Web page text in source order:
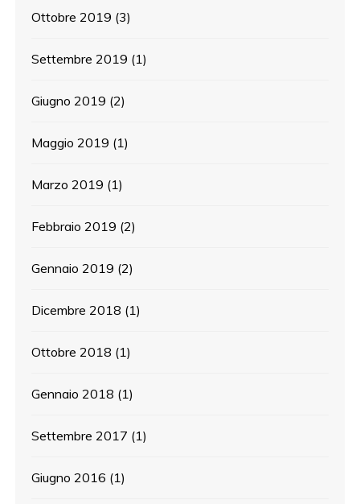
Ottobre 2019 (3)
Settembre 2019 (1)
Giugno 2019 (2)
Maggio 2019 (1)
Marzo 2019 (1)
Febbraio 2019 (2)
Gennaio 2019 (2)
Dicembre 2018 (1)
Ottobre 2018 (1)
Gennaio 2018 (1)
Settembre 2017 (1)
Giugno 2016 (1)